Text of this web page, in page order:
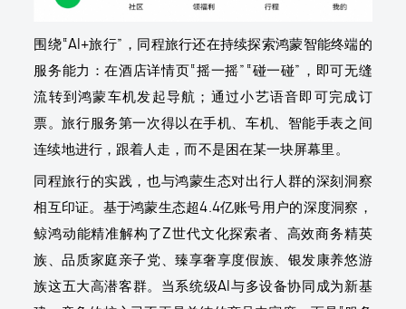
围绕“AI+旅行”，同程旅行还在持续探索鸿蒙智能终端的
服务能力：在酒店详情页“摇一摇”“碰一碰”，即可无缝
流转到鸿蒙车机发起导航；通过小艺语音即可完成订
票。旅行服务第一次得以在手机、车机、智能手表之间
连续地进行，跟着人走，而不是困在某一块屏幕里。
同程旅行的实践，也与鸿蒙生态对出行人群的深刻洞察
相互印证。基于鸿蒙生态超4.4亿账号用户的深度洞察，
鲸鸿动能精准解构了Z世代文化探索者、高效商务精英
族、品质家庭亲子党、臻享奢享度假族、银发康养悠游
族这五大高潜客群。当系统级AI与多设备协同成为新基